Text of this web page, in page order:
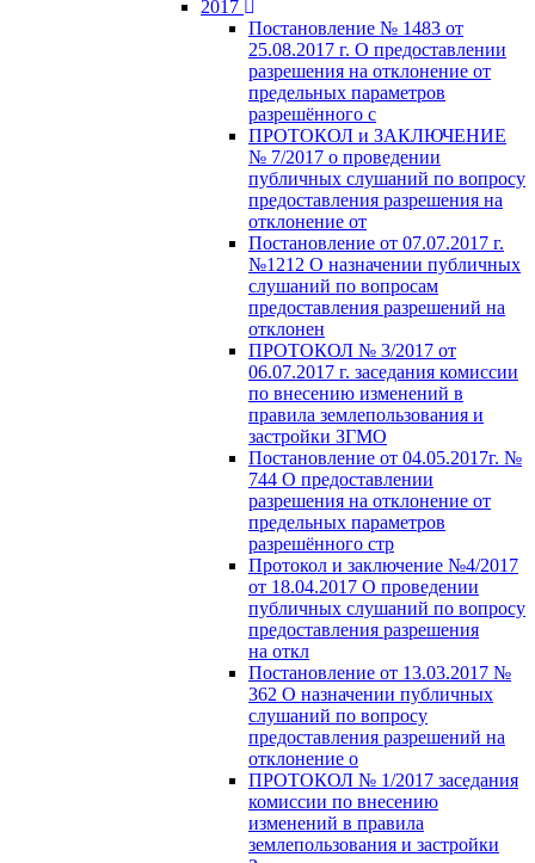
2017
Постановление № 1483 от
25.08.2017 г. О предоставлении
разрешения на отклонение от
предельных параметров
разрешённого с
ПРОТОКОЛ и ЗАКЛЮЧЕНИЕ
№ 7/2017 о проведении
публичных слушаний по вопросу
предоставления разрешения на
отклонение от
Постановление от 07.07.2017 г.
№1212 О назначении публичных
слушаний по вопросам
предоставления разрешений на
отклонен
ПРОТОКОЛ № 3/2017 от
06.07.2017 г. заседания комиссии
по внесению изменений в
правила землепользования и
застройки ЗГМО
Постановление от 04.05.2017г. №
744 О предоставлении
разрешения на отклонение от
предельных параметров
разрешённого стр
Протокол и заключение №4/2017
от 18.04.2017 О проведении
публичных слушаний по вопросу
предоставления разрешения
на откл
Постановление от 13.03.2017 №
362 О назначении публичных
слушаний по вопросу
предоставления разрешений на
отклонение о
ПРОТОКОЛ № 1/2017 заседания
комиссии по внесению
изменений в правила
землепользования и застройки